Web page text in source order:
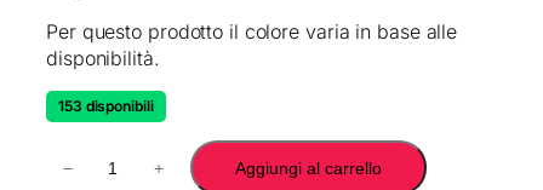
Per questo prodotto il colore varia in base alle
disponibilità.
153 disponibili
− + Aggiungi al carrello